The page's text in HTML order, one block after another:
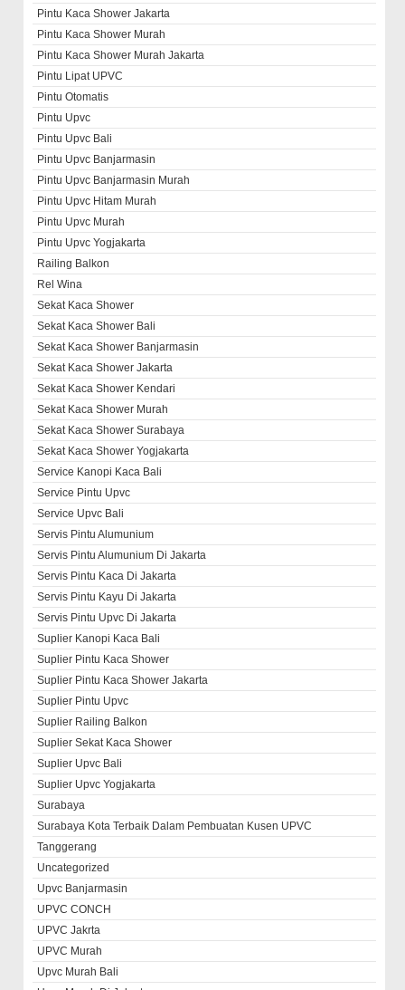
Pintu Kaca Shower Jakarta
Pintu Kaca Shower Murah
Pintu Kaca Shower Murah Jakarta
Pintu Lipat UPVC
Pintu Otomatis
Pintu Upvc
Pintu Upvc Bali
Pintu Upvc Banjarmasin
Pintu Upvc Banjarmasin Murah
Pintu Upvc Hitam Murah
Pintu Upvc Murah
Pintu Upvc Yogjakarta
Railing Balkon
Rel Wina
Sekat Kaca Shower
Sekat Kaca Shower Bali
Sekat Kaca Shower Banjarmasin
Sekat Kaca Shower Jakarta
Sekat Kaca Shower Kendari
Sekat Kaca Shower Murah
Sekat Kaca Shower Surabaya
Sekat Kaca Shower Yogjakarta
Service Kanopi Kaca Bali
Service Pintu Upvc
Service Upvc Bali
Servis Pintu Alumunium
Servis Pintu Alumunium Di Jakarta
Servis Pintu Kaca Di Jakarta
Servis Pintu Kayu Di Jakarta
Servis Pintu Upvc Di Jakarta
Suplier Kanopi Kaca Bali
Suplier Pintu Kaca Shower
Suplier Pintu Kaca Shower Jakarta
Suplier Pintu Upvc
Suplier Railing Balkon
Suplier Sekat Kaca Shower
Suplier Upvc Bali
Suplier Upvc Yogjakarta
Surabaya
Surabaya Kota Terbaik Dalam Pembuatan Kusen UPVC
Tanggerang
Uncategorized
Upvc Banjarmasin
UPVC CONCH
UPVC Jakrta
UPVC Murah
Upvc Murah Bali